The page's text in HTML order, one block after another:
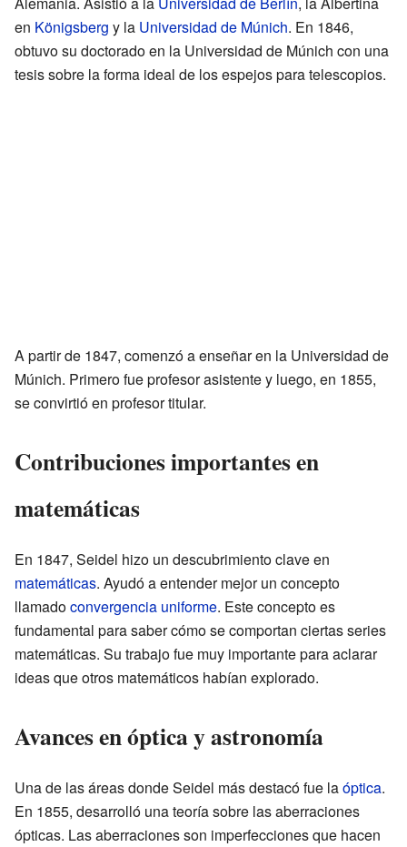
en Königsberg y la Universidad de Múnich. En 1846,
obtuvo su doctorado en la Universidad de Múnich con una
tesis sobre la forma ideal de los espejos para telescopios.
A partir de 1847, comenzó a enseñar en la Universidad de
Múnich. Primero fue profesor asistente y luego, en 1855,
se convirtió en profesor titular.
Contribuciones importantes en
matemáticas
En 1847, Seidel hizo un descubrimiento clave en
matemáticas. Ayudó a entender mejor un concepto
llamadoconvergencia uniforme. Este concepto es
fundamental para saber cómo se comportan ciertas series
matemáticas. Su trabajo fue muy importante para aclarar
ideas que otros matemáticos habían explorado.
Avances en óptica y astronomía
Una de las áreas donde Seidel más destacó fue laóptica.
En 1855, desarrolló una teoría sobre las aberraciones
ópticas. Las aberraciones son imperfecciones que hacen